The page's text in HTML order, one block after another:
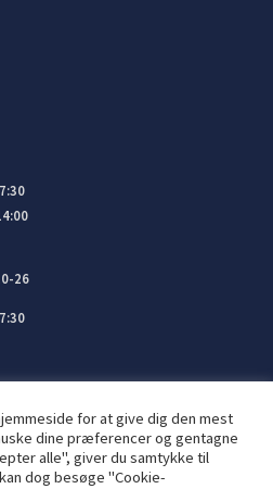
26
for at give dig den mest
dine præferencer og gentagne
alle", giver du samtykke til
dog besøge "Cookie-